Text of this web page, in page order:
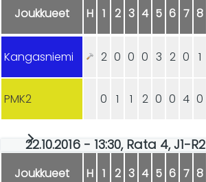
Joukkueet H 1 2 3 4 5 6 7 8
Kangasniemi 2 0 0 0 3 2 0 1
PMK2 0 1 1 2 0 0 4 0
22.10.2016 - 13:30, Rata 4, J1-R2
Joukkueet H 1 2 3 4 5 6 7 8